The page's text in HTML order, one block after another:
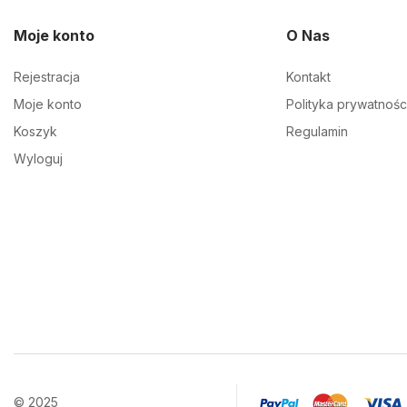
Moje konto
Rejestracja
Moje konto
Koszyk
Wyloguj
O Nas
Kontakt
Polityka
Regulamin
© 2025